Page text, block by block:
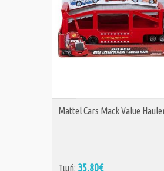
ΑΓΟΡΑ
Mattel Cars Mack Value
Τιμή: 35,80€